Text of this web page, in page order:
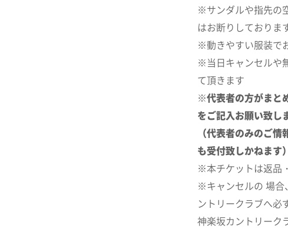
※サンダルや指先の
はお断りしておりま
※動きやすい服装で
※当日キャンセルや
て頂きます
※代表者の方がまと
をご記入お願い致し
（代表者のみのご
も受付致しかねます）
※本チケットは返品
※キャンセルの 場合
ントリークラブへ必
神楽坂カントリーク